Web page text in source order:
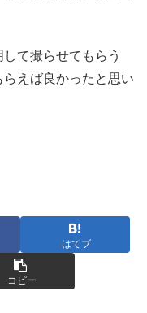
て撮らせてもらう
えば良かったと思い
はてブ
コピー